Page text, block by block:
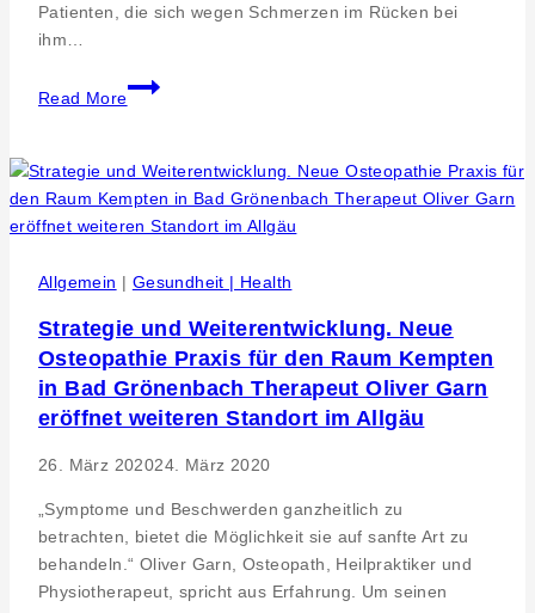
Patienten, die sich wegen Schmerzen im Rücken bei
ihm…
Read More
Memmingen.
Rückenschmerzen.
Oliver
Garn:
80
lassen
klassisch
behandeln.
Allgemein | Gesundheit | Health
Strategie und Weiterentwicklung. Neue
Osteopathie Praxis für den Raum Kempten
in Bad Grönenbach Therapeut Oliver Garn
eröffnet weiteren Standort im Allgäu
26. März 202024. März 2020
„Symptome und Beschwerden ganzheitlich zu
betrachten, bietet die Möglichkeit sie auf sanfte Art zu
behandeln.“ Oliver Garn, Osteopath, Heilpraktiker und
Physiotherapeut, spricht aus Erfahrung. Um seinen